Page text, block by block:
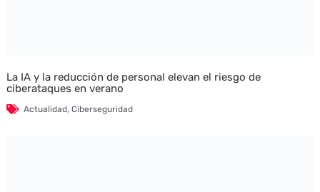
La IA y la reducción de personal elevan el riesgo de
ciberataques en verano
Actualidad, Ciberseguridad